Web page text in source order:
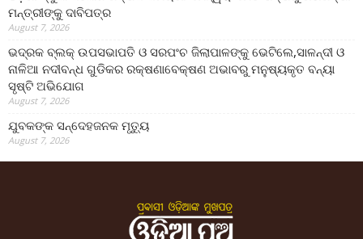
ମନ୍ତ୍ରୀଙ୍କୁ ଦାବିପତ୍ର
August 7, 2026
ଭଦ୍ରକ ବ୍ଲକ୍ ଉପସଭାପତି ଓ ସରପଂଚ ଜିଲାପାଳଙ୍କୁ ଭେଟିଲେ,ସାଳନ୍ଦୀ ଓ
ନାଳିଆ ନଦୀବନ୍ଧ ଗୁଡିକର ରକ୍ଷଣାବେକ୍ଷଣ ଅଭାବରୁ ମନୁଷ୍ୟକୃତ ବନ୍ୟା
ସୃଷ୍ଟି ଅଭିଯୋଗ
August 7, 2026
ଯୁବକଙ୍କ ସନ୍ଦେହଜନକ ମୃତ୍ୟୁ
August 7, 2026